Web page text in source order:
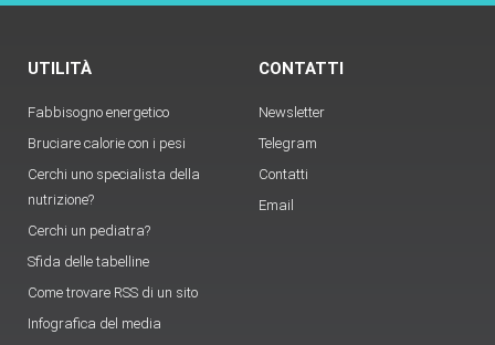
UTILITÀ
Fabbisogno energetico
Bruciare calorie con i pesi
Cerchi uno specialista della
nutrizione?
Cerchi un pediatra?
Sfida delle tabelline
Come trovare RSS di un sito
Infografica del media
CONTATTI
Newsletter
Telegram
Contatti
Email